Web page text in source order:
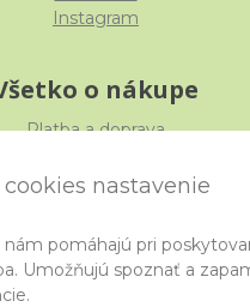
cookies nastavenie
nám pomáhajú pri
Umožňujú spoznať a
Instagram
o nákupe
Platba a doprava
Obchodné podmienky
iStraka